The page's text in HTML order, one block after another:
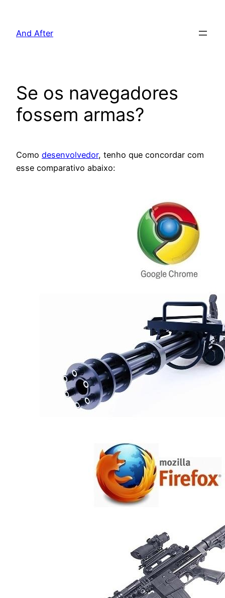
And After
Se os navegadores
fossem armas?
Como desenvolvedor, tenho que concordar com
esse comparativo abaixo: